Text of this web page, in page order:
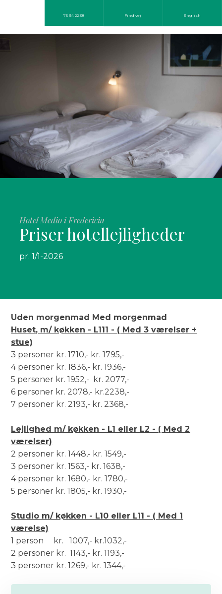
75 94 22 38 Find vej English
Hotel Medio i Fredericia
Priser hotellejligheder​
pr. 1/1-2026​
Uden morgenmad Med morgenmad
Huset, m/ køkken - L111 - ( Med 3 værelser +
stue)
3 personer kr. 1710,- kr. 1795,-
4 personer kr. 1836,- kr. 1936,-
5 personer kr. 1952,- kr. 2077,-
6 personer kr. 2078,- kr.2238,-
7 personer kr. 2193,- kr. 2368,-
Lejlighed m/ køkken - L1 eller L2 - ( Med 2
værelser)
2 personer kr. 1448,- kr. 1549,-
3 personer kr. 1563,- kr. 1638,-
4 personer kr. 1680,- kr. 1780,-
5 personer kr. 1805,- kr. 1930,-
Studio m/ køkken - L10 eller L11 - ( Med 1
værelse)
1 person kr. 1007,- kr.1032,-
2 personer kr. 1143,- kr. 1193,-
3 personer kr. 1269,- kr. 1344,-